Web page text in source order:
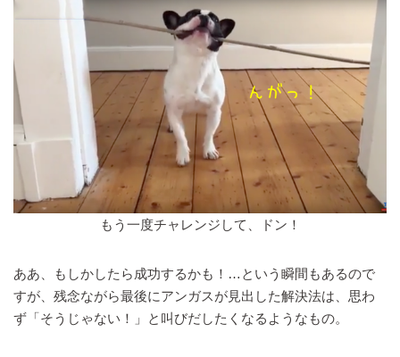
もう一度チャレンジして、ドン！
ああ、もしかしたら成功するかも！…という瞬間もあるので
すが、残念ながら最後にアンガスが見出した解決法は、思わ
ず「そうじゃない！」と叫びだしたくなるようなもの。